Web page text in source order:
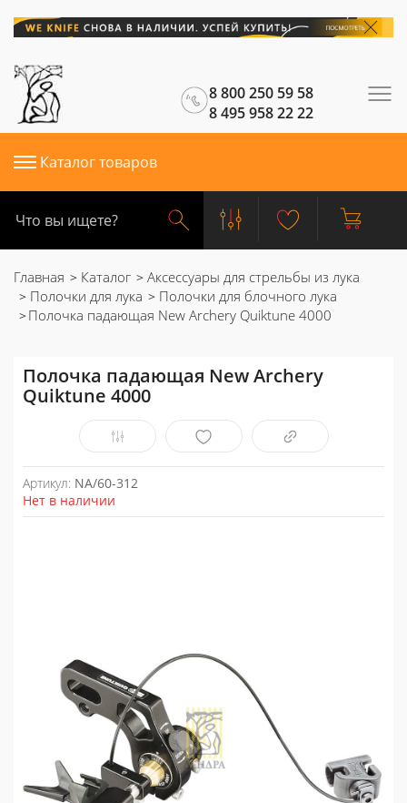
8 800 250 59 58
8 495 958 22 22
Каталог товаров
Главная Каталог
Аксессуары для стрельбы из лука
Полочки для лука
Полочки для блочного лука
Полочка падающая New Archery Quiktune 4000
Полочка падающая New Archery
Quiktune 4000
Артикул: NA/60-312
Нет в наличии